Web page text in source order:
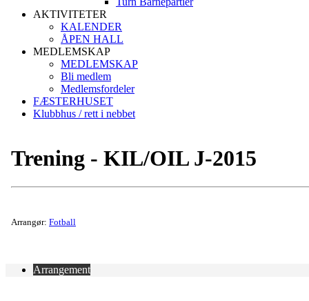
AKTIVITETER
KALENDER
ÅPEN HALL
MEDLEMSKAP
MEDLEMSKAP
Bli medlem
Medlemsfordeler
FÆSTERHUSET
Klubbhus / rett i nebbet
Trening - KIL/OIL J-2015
Arrangør: Fotball
Arrangement